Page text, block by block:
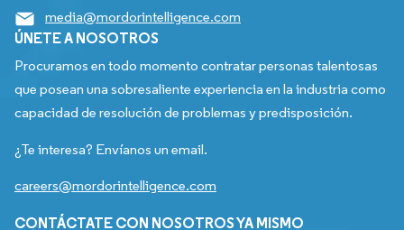
media@mordorintelligence.com
ÚNETE A NOSOTROS
Procuramos en todo momento contratar personas talentosas
que posean una sobresaliente experiencia en la industria como
capacidad de resolución de problemas y predisposición.
¿Te interesa? Envíanos un email.
careers@mordorintelligence.com
CONTÁCTATE CON NOSOTROS YA MISMO